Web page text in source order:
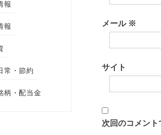
メール ※
サイト
次回のコメント
報
報
常・節約
柄・配当金